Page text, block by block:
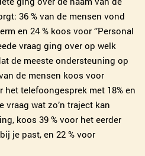
36 % van de mensen vond
en 24 % koos voor ‘’Personal
vraag ging over op welk
de meeste ondersteuning op
de mensen koos voor
telefoongesprek met 18% en
vraag wat zo’n traject kan
koos 39 % voor het eerder
je past, en 22 % voor